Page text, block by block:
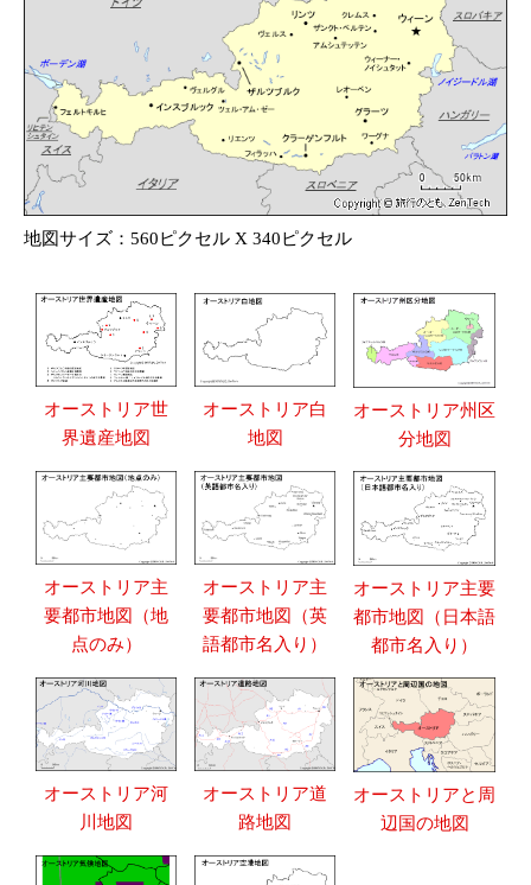
地図サイズ：560ピクセル X 340ピクセル
オーストリア世
界遺産地図
オーストリア白
地図
オーストリア州区
分地図
オーストリア主
要都市地図（地
点のみ）
オーストリア主
要都市地図（英
語都市名入り）
オーストリア主要
都市地図（日本語
都市名入り）
オーストリア河
川地図
オーストリア道
路地図
オーストリアと周
辺国の地図